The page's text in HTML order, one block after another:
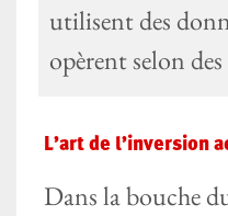
utilisent des
opèrent selon
L’art de l’inversion
Dans la bouche